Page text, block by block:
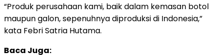
“Produk perusahaan kami, baik dalam kemasan botol
maupun galon, sepenuhnya diproduksi di Indonesia,”
kata Febri Satria Hutama.
Baca Juga: